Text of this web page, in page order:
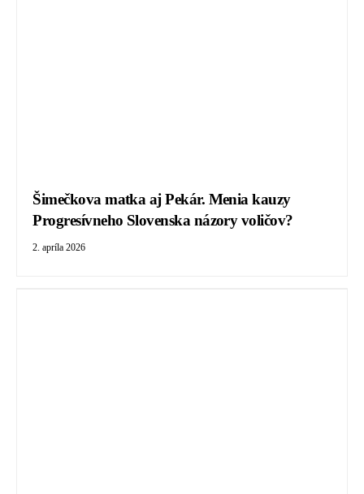
Šimečkova matka aj Pekár. Menia kauzy
Progresívneho Slovenska názory voličov?
2. apríla 2026